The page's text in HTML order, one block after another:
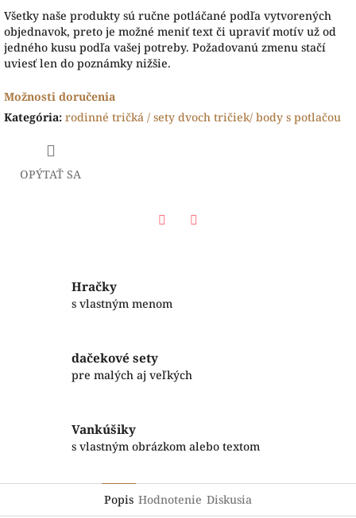
Všetky naše produkty sú ručne potláčané podľa vytvorených
objednavok, preto je možné meniť text či upraviť motív už od
jedného kusu podľa vašej potreby. Požadovanú zmenu stačí
uviesť len do poznámky nižšie.
Možnosti doručenia
Kategória: rodinné tričká / sety dvoch tričiek/ body s potlačou
OPÝTAŤ SA
Hračky
s vlastným menom
dačekové sety
pre malých aj veľkých
Vankúšiky
s vlastným obrázkom alebo textom
Popis Hodnotenie Diskusia